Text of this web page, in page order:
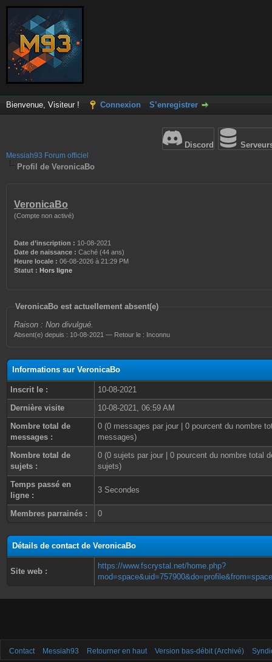
Bienvenue, Visiteur ! Connexion S’enregistrer
Discord
Messiah93 Forum officiel
Profil de VeronicaBo
VeronicaBo
(Compte non activé)
Date d’inscription : 10-08-2021
Date de naissance : Caché (44 ans)
Heure locale : 06-08-2026 à 21:29 PM
Statut : Hors ligne
VeronicaBo est actuellement absent(e)
Raison : Non divulgué.
Absent(e) depuis : 10-08-2021 — Retour le : Inconnu
Informations sur VeronicaBo
Inscrit le :
10-08-2021
Dernière visite
10-08-2021, 06:59 AM
Nombre total de
messages :
0 (0 messages par jour | 0 pourcent du nombre
messages)
Nombre total de
sujets :
0 (0 sujets par jour | 0 pourcent du nombre total
sujets)
Temps passé en
ligne :
3 Secondes
Membres parrainés : 0
Détails de contact de VeronicaBo
Site web :
https://www.fscrystal.net/home.php?
mod=space&uid=757900&do=profile&from=space
Contact Messiah93 Retourner en haut Version bas-débit (Archivé)